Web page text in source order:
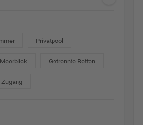
Privatpool
Getrennte Betten
Zugang